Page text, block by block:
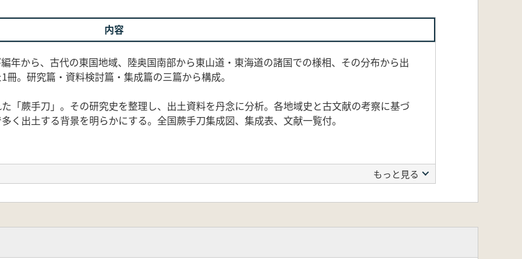
内容
年から、古代の東国地域、陸奥国南部から東山道・東海道の諸国での様相、その分布から出
。研究篇・資料検討篇・集成篇の三篇から構成。
「蕨手刀」。その研究史を整理し、出土資料を丹念に分析。各地域史と古文献の考察に基づ
く出土する背景を明らかにする。全国蕨手刀集成図、集成表、文献一覧付。
ける蕨手刀―
もっと見る